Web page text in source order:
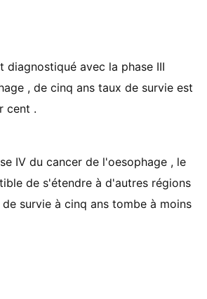
diagnostiqué avec la phase III
, de cinq ans taux de survie est
cent .
IV du cancer de l'oesophage , le
de s'étendre à d'autres régions
survie à cinq ans tombe à moins